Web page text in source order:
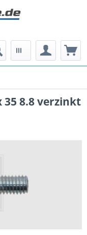
35 8.8 verzinkt